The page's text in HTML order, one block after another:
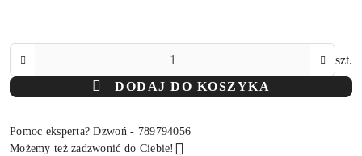
szt.
DODAJ DO KOSZYKA
Pomoc eksperta? Dzwoń - 789794056
Możemy też zadzwonić do Ciebie!